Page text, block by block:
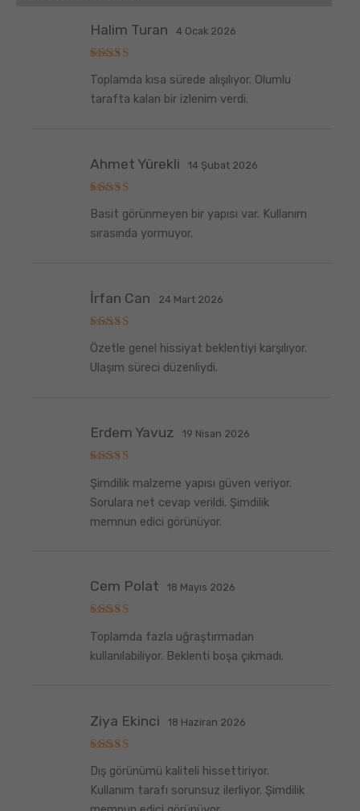
üzerinden
5
oy aldı
Halim Turan 4 Ocak 2026
Toplamda kısa sürede alışılıyor. Olumlu
tarafta kalan bir izlenim verdi.
üzerinden
oy aldı
Ahmet Yürekli 14 Şubat 2026
Basit görünmeyen bir yapısı var. Kullanım
sırasında yormuyor.
üzerinden
5oy aldı
İrfan Can 24 Mart 2026
Özetle genel hissiyat beklentiyi karşılıyor.
Ulaşım süreci düzenliydi.
üzerinden
5
oy aldı
Erdem Yavuz 19 Nisan 2026
Şimdilik malzeme yapısı güven veriyor.
Sorulara net cevap verildi. Şimdilik
memnun edici görünüyor.
üzerinden
5
oy aldı
Cem Polat 18 Mayıs 2026
Toplamda fazla uğraştırmadan
kullanılabiliyor. Beklenti boşa çıkmadı.
üzerinden
5 oy aldı
Ziya Ekinci 18 Haziran 2026
Dış görünümü kaliteli hissettiriyor.
Kullanım tarafı sorunsuz ilerliyor. Şimdilik